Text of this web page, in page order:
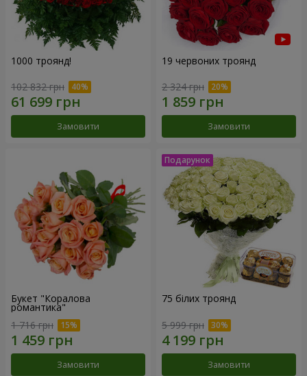
1000 троянд!
102 832 грн
Замовити
19 червоних троянд
2 324 грн
Замовити
Букет "Коралова
романтика"
1 716 грн
Замовити
75 білих троянд
5 999 грн
Замовити